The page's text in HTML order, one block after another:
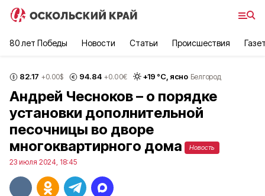
80 лет Победы Новости Статьи Происшествия
82.17 +0.00$ 94.84 +0.00€ +19 °С, ясно Белгород
Андрей Чесноков – о порядке
установки дополнительной
песочницы во дворе
многоквартирного дома
Новость
23 июля 2024, 18:45